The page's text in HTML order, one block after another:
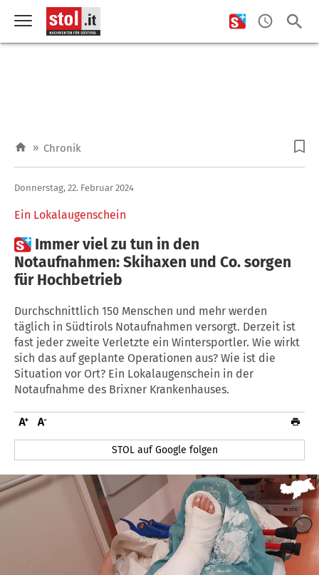
» Chronik
Ein Lokalaugenschein
Donnerstag, 22. Februar 2024
 Immer viel zu tun in den
Notaufnahmen: Skihaxen und Co. sorgen
für Hochbetrieb
Durchschnittlich 150 Menschen und mehr werden
täglich in Südtirols Notaufnahmen versorgt. Derzeit ist
fast jeder zweite Verletzte ein Wintersportler. Wie wirkt
sich das auf geplante Operationen aus? Wie ist die
Situation vor Ort? Ein Lokalaugenschein in der
Notaufnahme des Brixner Krankenhauses.
STOL auf Google folgen